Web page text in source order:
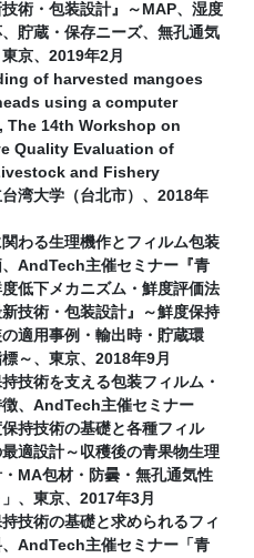
術・包装設計』～MAP、湿度
貯蔵・保存ニーズ、無孔通気
京、2019年2月
of harvested mangoes
using a computer
The 14th Workshop on
Quality Evaluation of
and Fishery
湾大学（台北市）、2018年
わる生理機作とフィルム包装
AndTech主催セミナー『青
低下メカニズム・鮮度評価法
技術・包装設計』～鮮度保持
適用事例・輸出時・貯蔵環
～、東京、2018年9月
技術を支える包装フィルム・
、AndTech主催セミナー
保持技術の基礎と各種フィル
適設計～収穫後の青果物生理
MA包材・防曇・無孔通気性
、東京、2017年3月
技術の基礎と求められるフィ
AndTech主催セミナー「青